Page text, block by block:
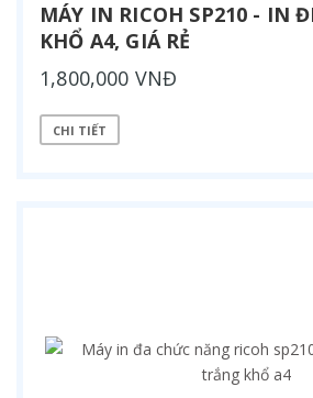
MÁY IN RICOH SP210 - IN
KHỔ A4, GIÁ RẺ
1,800,000 VNĐ
CHI TIẾT